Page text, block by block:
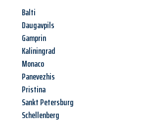
Balti
Daugavpils
Gamprin
Kaliningrad
Monaco
Panevezhis
Pristina
Sankt Petersburg
Schellenberg